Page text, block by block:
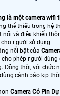
là một camera wifi
thể thiếu trong hệ
nối và điều khiển
người sử dụng.
nổi bật của
cho phép người dùng
Đồng thời, với chức
cảnh báo kịp
Camera Có Pin